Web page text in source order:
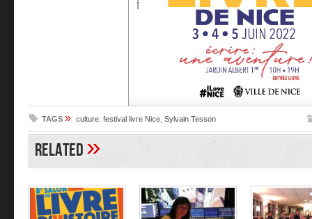
TAGS » culture festival livre Nice Sylvain Tesson
Related»